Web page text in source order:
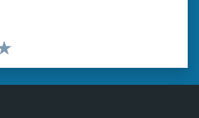
5 stelle su 5
4 stelle su 5
su 5
su 5
5